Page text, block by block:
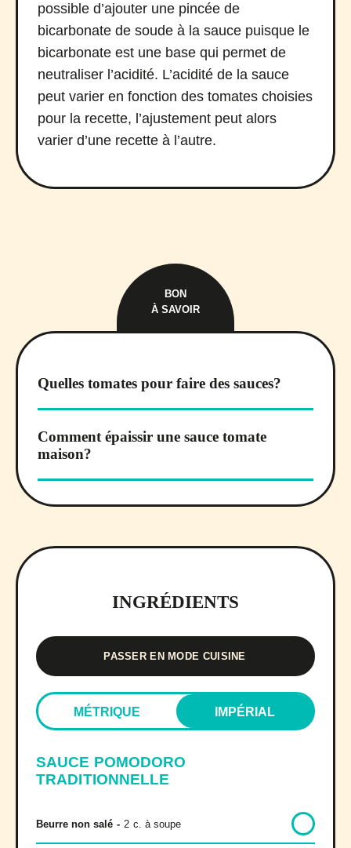
possible d’ajouter une pincée de
bicarbonate de soude à la sauce puisque le
bicarbonate est une base qui permet de
neutraliser l’acidité. L’acidité de la sauce
peut varier en fonction des tomates choisies
pour la recette, l’ajustement peut alors
varier d’une recette à l’autre.
BON
À SAVOIR
Quelles tomates pour faire des sauces?
Comment épaissir une sauce tomate
maison?
INGRÉDIENTS
PASSER EN MODE CUISINE
MÉTRIQUE IMPÉRIAL
SAUCE POMODORO
TRADITIONNELLE
Beurre non salé - 2 c. à soupe